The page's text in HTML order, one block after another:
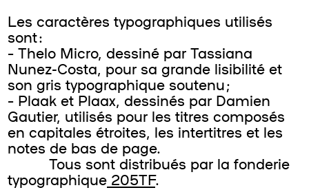
Les caractères typographiques utilisés
sont :
– Thelo Micro, dessiné par Tassiana
Nunez-Costa, pour sa grande lisibilité et
son gris typographique soutenu ;
– Plaak et Plaax, dessinés par Damien
Gautier, utilisés pour les titres composés
en capitales étroites, les intertitres et les
notes de bas de page.
Tous sont distribués par la fonderie
typographique 205TF.